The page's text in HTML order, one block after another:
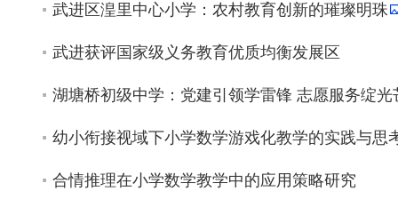
武进区湟里中心小学：农村教育创新的璀璨明珠
武进获评国家级义务教育优质均衡发展区
湖塘桥初级中学：党建引领学雷锋 志愿服务绽光
幼小衔接视域下小学数学游戏化教学的实践与思
合情推理在小学数学教学中的应用策略研究